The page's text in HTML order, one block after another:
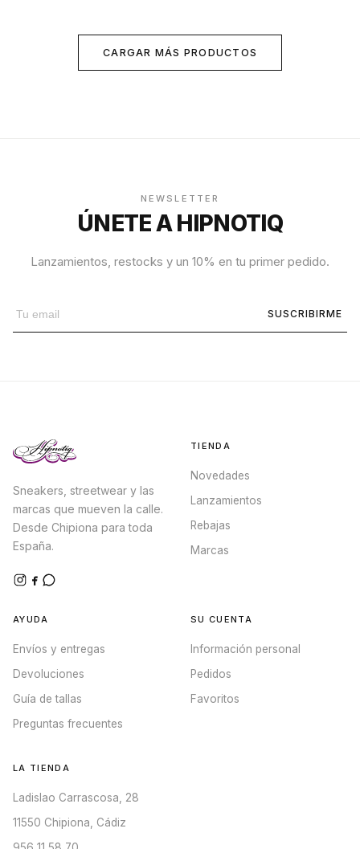
CARGAR MÁS PRODUCTOS
NEWSLETTER
ÚNETE A HIPNOTIQ
Lanzamientos, restocks y un 10% en tu primer pedido.
SUSCRIBIRME
Sneakers, streetwear y las
marcas que mueven la calle.
Desde Chipiona para toda
España.
TIENDA
Novedades
Lanzamientos
Rebajas
Marcas
AYUDA
Envíos y entregas
Devoluciones
Guía de tallas
Preguntas frecuentes
SU CUENTA
Información personal
Pedidos
Favoritos
LA TIENDA
Ladislao Carrascosa, 28
11550 Chipiona, Cádiz